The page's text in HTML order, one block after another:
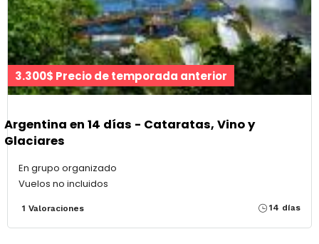
3.300$ Precio de temporada anterior
Argentina en 14 días - Cataratas, Vino y
Glaciares
En grupo organizado
Vuelos no incluidos
1 Valoraciones 14 días